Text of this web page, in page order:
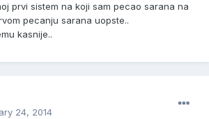
prvi sistem na koji sam pecao sarana na
pecanju sarana uopste..
kasnije..
24, 2014